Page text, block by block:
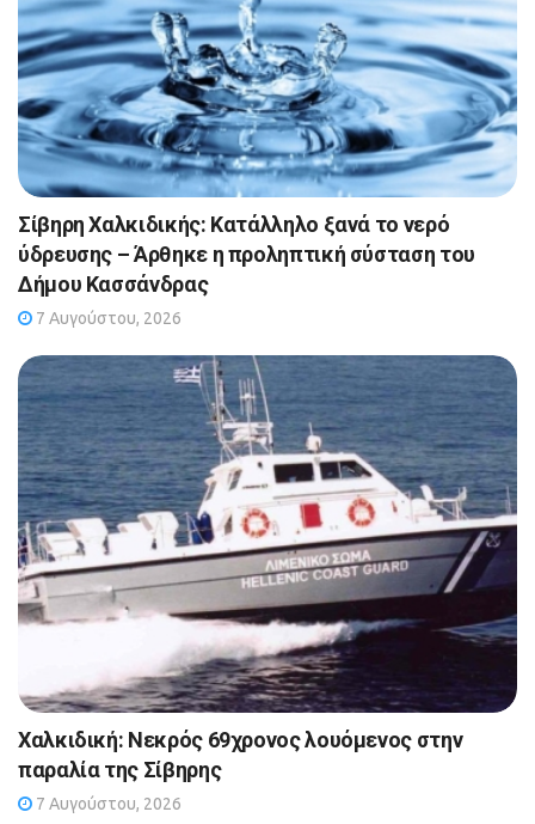
Σίβηρη Χαλκιδικής: Κατάλληλο ξανά το νερό
ύδρευσης – Άρθηκε η προληπτική σύσταση του
Δήμου Κασσάνδρας
7 Αυγούστου, 2026
Χαλκιδική: Νεκρός 69χρονος λουόμενος στην
παραλία της Σίβηρης
7 Αυγούστου, 2026